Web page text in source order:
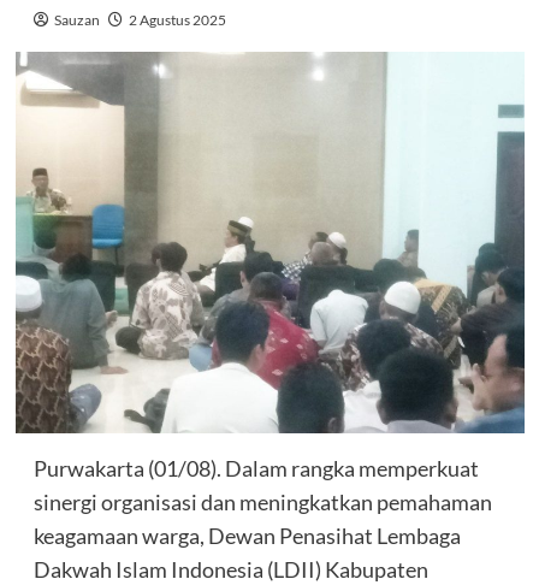
Sauzan 2 Agustus 2025
Purwakarta (01/08). Dalam rangka memperkuat
sinergi organisasi dan meningkatkan pemahaman
keagamaan warga, Dewan Penasihat Lembaga
Dakwah Islam Indonesia (LDII) Kabupaten